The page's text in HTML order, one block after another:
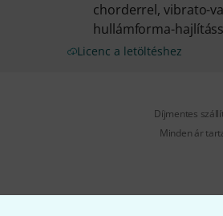
chorderrel, vibrato-
hullámforma-
Licenc a letöltéshez
Díjmentes
Minden ár